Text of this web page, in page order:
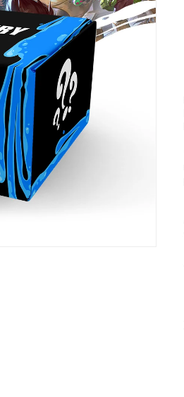
hvězdiček.